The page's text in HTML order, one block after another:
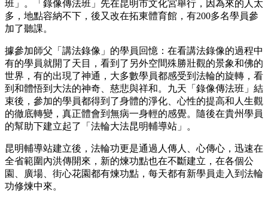
班」。「錄像傳法班」先在昆明市文化宮舉行，因為來的人太
多，地點容納不下，後又改在拓東體育館，有200多名學員參
加了聽課。
據參加師父「講法錄像」的學員回憶：在看講法錄像的過程中
有的學員就開了天目，看到了另外空間殊勝壯觀的景象和佛的
世界，有的出現了神通，大多數學員都感受到法輪的旋轉，看
到和體悟到大法的神奇、慈悲與祥和。九天「錄像傳法班」結
束後，參加的學員都得到了身體的淨化、心性的提高和人生觀
的徹底轉變，真正體會到無病一身輕的感覺。隨後在貴州學員
的幫助下建立起了「法輪大法昆明輔導站」。
昆明輔導站建立後，法輪功更是通過人傳人、心傳心，迅速在
全省範圍內洪傳開來，新的煉功點也在不斷建立，在各個公
園、廣場、街心花園都有煉功點，每天都有新學員走入到法輪
功修煉中來。